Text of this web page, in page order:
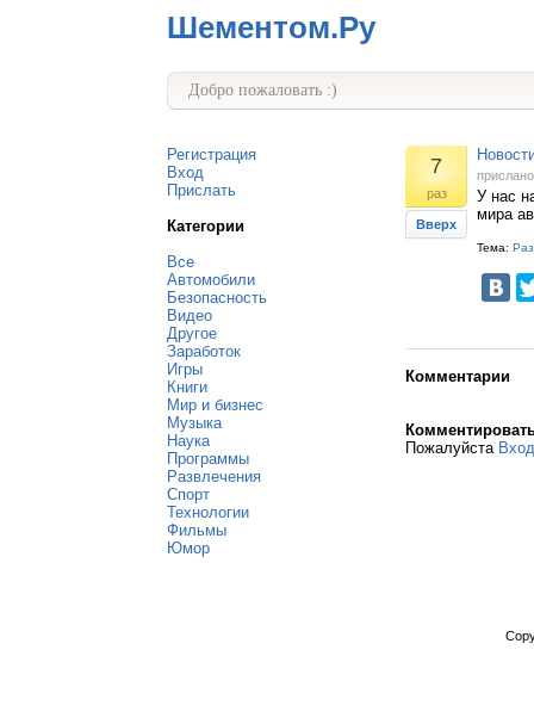
Шементом.Ру
Добро пожаловать :)
Регистрация
Вход
Прислать
Категории
Все
Автомобили
Безопасность
Видео
Другое
Заработок
Игры
Книги
Мир и бизнес
Музыка
Наука
Программы
Развлечения
Спорт
Технологии
Фильмы
Юмор
7
раз
Вверх
У нас
мира
Тема:
Комментарии
Пожалуйста Вход